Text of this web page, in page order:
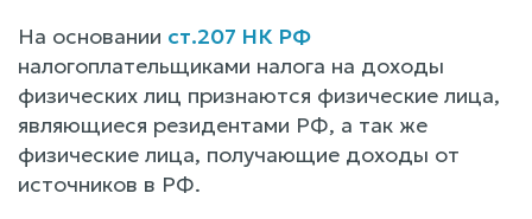
На основании ст.207 НК РФ
налогоплательщиками налога на доходы
физических лиц признаются физические лица,
являющиеся резидентами РФ, а так же
физические лица, получающие доходы от
источников в РФ.